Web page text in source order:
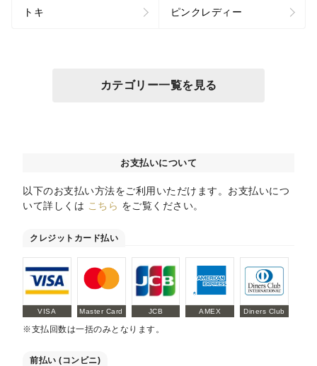
トキ ピンクレディー
カテゴリー一覧を見る
お支払いについて
以下のお支払い方法をご利用いただけます。お支払いにつ
いて詳しくは こちら をご覧ください。
クレジットカード払い
VISA Master Card JCB AMEX Diners Club
※支払回数は一括のみとなります。
前払い (コンビニ)